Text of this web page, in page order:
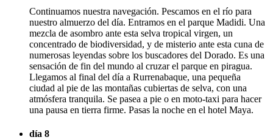
Continuamos nuestra navegación. Pescamos en el río para
nuestro almuerzo del día. Entramos en el parque Madidi. Una
mezcla de asombro ante esta selva tropical virgen, un
concentrado de biodiversidad, y de misterio ante esta cuna de
numerosas leyendas sobre los buscadores del Dorado. Es una
sensación de fin del mundo al cruzar el parque en piragua.
Llegamos al final del día a Rurrenabaque, una pequeña
ciudad al pie de las montañas cubiertas de selva, con una
atmósfera tranquila. Se pasea a pie o en moto-taxi para hacer
una pausa en tierra firme. Pasas la noche en el hotel Maya.
día 8